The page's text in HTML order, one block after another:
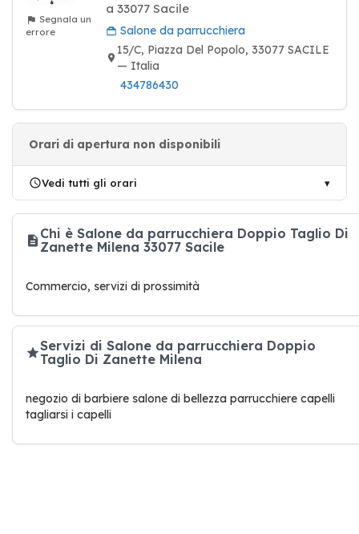
Segnala un
errore
a 33077 Sacile
Salone da parrucchiera
15/C, Piazza Del Popolo, 33077 SACILE
— Italia
434786430
Orari di apertura non disponibili
Vedi tutti gli orari
Chi è Salone da parrucchiera Doppio Taglio Di
Zanette Milena 33077 Sacile
Commercio, servizi di prossimità
Servizi di Salone da parrucchiera Doppio
Taglio Di Zanette Milena
negozio di barbiere salone di bellezza parrucchiere capelli
tagliarsi i capelli